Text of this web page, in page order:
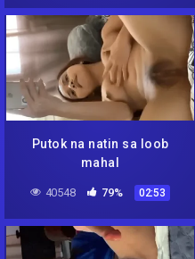
Putok na natin sa loob
mahal
40548 79% 02:53